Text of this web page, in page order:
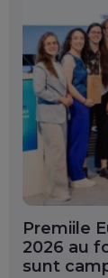
Premiile
2026 au
sunt